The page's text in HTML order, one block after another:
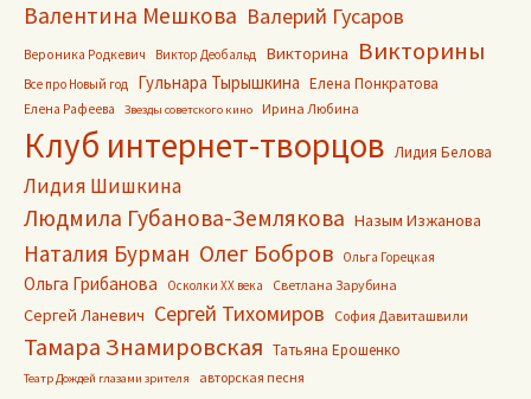
Валентина Мешкова Валерий Гусаров
Вероника Родкевич Виктор Деобальд Викторина Викторины
Все про Новый год Гульнара Тырышкина Елена Понкратова
Елена Рафеева Звезды советского кино Ирина Любина
Клуб интернет-творцов Лидия Белова
Лидия Шишкина
Людмила Губанова-Землякова Назым Изжанова
Наталия Бурман Олег Бобров Ольга Горецкая
Ольга Грибанова Осколки ХХ века Светлана Зарубина
Сергей Ланевич Сергей Тихомиров София Давиташвили
Тамара Знамировская Татьяна Ерошенко
Театр Дождей глазами зрителя авторская песня